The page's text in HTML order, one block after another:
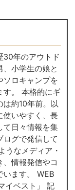
30年のアウトド
小学生の娘と
ソロキャンプを
す。 本格的にギ
約10年前。以
使いやすく、長
て日々情報を集
グで発信して
うなメディア・
情報発信やコ
います。 WEB
イベスト」 記